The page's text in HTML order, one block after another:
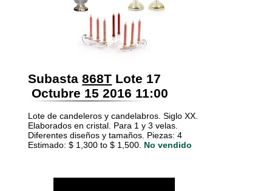
Subasta 868T Lote 17
Octubre 15 2016 11:00
Lote de candeleros y candelabros. Siglo XX.
Elaborados en cristal. Para 1 y 3 velas.
Diferentes diseños y tamaños. Piezas: 4
Estimado: $ 1,300 to $ 1,500. No vendido